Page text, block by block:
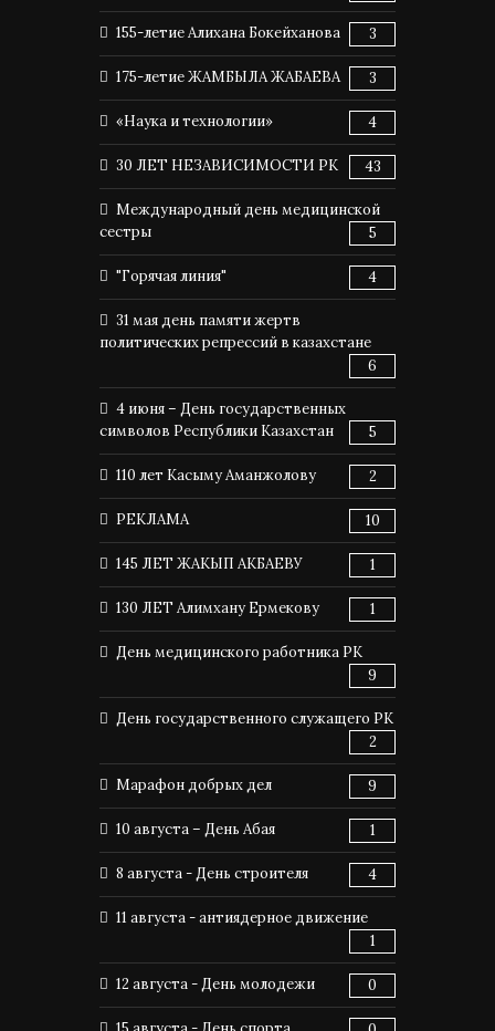
155-летие Алихана Бокейханова 3
175-летие ЖАМБЫЛА ЖАБАЕВА 3
«Наука и технологии» 4
30 ЛЕТ НЕЗАВИСИМОСТИ РК 43
Международный день медицинской
сестры
5
"Горячая линия" 4
31 мая день памяти жертв
политических репрессий в казахстане
6
4 июня – День государственных
символов Республики Казахстан
5
110 лет Касыму Аманжолову 2
РЕКЛАМА 10
145 ЛЕТ ЖАКЫП АКБАЕВУ 1
130 ЛЕТ Алимхану Ермекову 1
День медицинского работника РК
9
День государственного служащего РК
2
Марафон добрых дел 9
10 августа – День Абая 1
8 августа - День строителя 4
11 августа - антиядерное движение
1
12 августа - День молодежи 0